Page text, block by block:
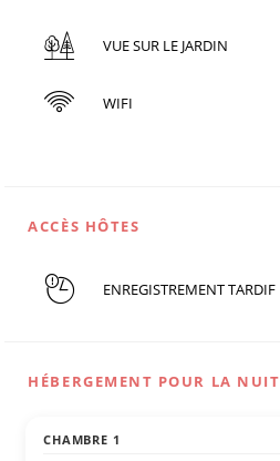
VUE SUR LE JARDIN
WIFI
ACCÈS HÔTES
ENREGISTREMENT TARDIF
HÉBERGEMENT POUR LA NUIT
CHAMBRE 1